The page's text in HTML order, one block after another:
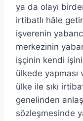
ya da olayı
irtibatlı hâle
işverenin
merkezinin
işçinin kendi
ülkede yapması
ülke ile sıkı
genelinden
sözleşmesinde